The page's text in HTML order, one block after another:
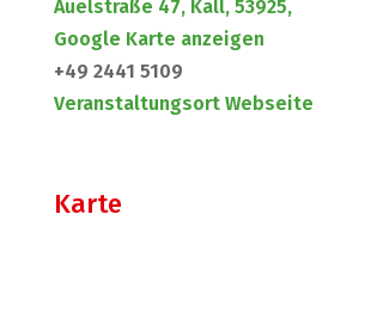
Auelstraße 47, Kall, 53925,
Google Karte anzeigen
+49 2441 5109
Veranstaltungsort Webseite
Karte